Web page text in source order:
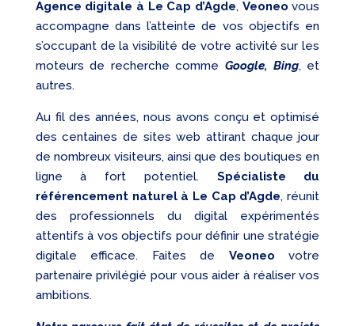
Agence digitale à Le Cap d’Agde, Veoneo vous
accompagne dans l’atteinte de vos objectifs en
s’occupant de la visibilité de votre activité sur les
moteurs de recherche commeGoogle, Bing, et
autres.
Au fil des années, nous avons conçu et optimisé
des centaines de sites web attirant chaque jour
de nombreux visiteurs, ainsi que des boutiques en
ligne à fort potentiel. Spécialiste du
référencement naturel à Le Cap d’Agde, réunit
des professionnels du digital expérimentés
attentifs à vos objectifs pour définir une stratégie
digitale efficace. Faites de Veoneo votre
partenaire privilégié pour vous aider à réaliser vos
ambitions.